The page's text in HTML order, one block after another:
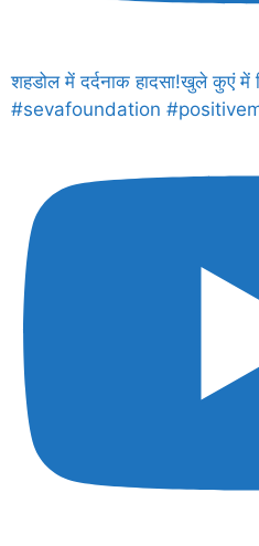
शहडोल में दर्दनाक हादसा!खुले कुएं में
#sevafoundation